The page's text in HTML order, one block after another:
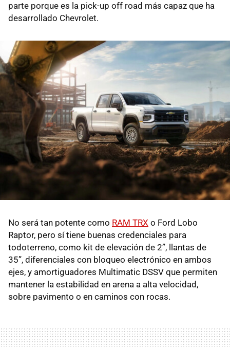
parte porque es la pick-up off road más capaz que ha
desarrollado Chevrolet.
No será tan potente como RAM TRX o Ford Lobo
Raptor, pero sí tiene buenas credenciales para
todoterreno, como kit de elevación de 2”, llantas de
35”, diferenciales con bloqueo electrónico en ambos
ejes, y amortiguadores Multimatic DSSV que permiten
mantener la estabilidad en arena a alta velocidad,
sobre pavimento o en caminos con rocas.